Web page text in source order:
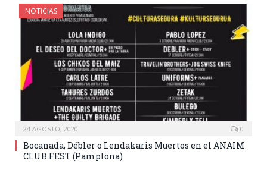
NOTICIAS
24 AGOSTO, 2020 0
Bocanada, Débler o Lendakaris Muertos en el ANAIM
CLUB FEST (Pamplona)